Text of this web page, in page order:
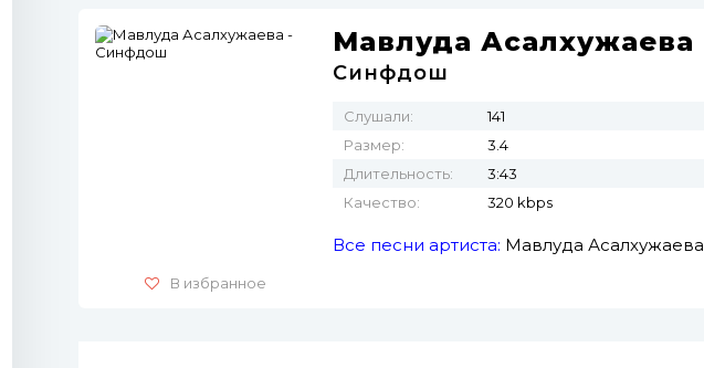
В избранное
Мавлуда Асалхужаева
Синфдош
Слушали:
141
Размер:
3.4
Длительность:
3:43
Качество:
320 kbps
Все песни артиста: Мавлуда Асалхужаева